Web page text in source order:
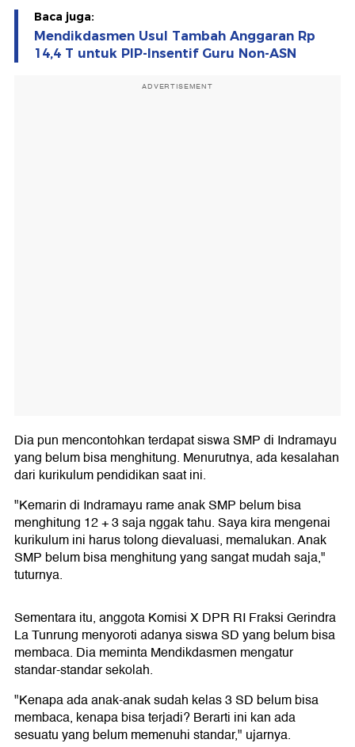
Baca juga:
Mendikdasmen Usul Tambah Anggaran Rp
14,4 T untuk PIP-Insentif Guru Non-ASN
ADVERTISEMENT
Dia pun mencontohkan terdapat siswa SMP di Indramayu
yang belum bisa menghitung. Menurutnya, ada kesalahan
dari kurikulum pendidikan saat ini.
"Kemarin di Indramayu rame anak SMP belum bisa
menghitung 12 + 3 saja nggak tahu. Saya kira mengenai
kurikulum ini harus tolong dievaluasi, memalukan. Anak
SMP belum bisa menghitung yang sangat mudah saja,"
tuturnya.
Sementara itu, anggota Komisi X DPR RI Fraksi Gerindra
La Tunrung menyoroti adanya siswa SD yang belum bisa
membaca. Dia meminta Mendikdasmen mengatur
standar-standar sekolah.
"Kenapa ada anak-anak sudah kelas 3 SD belum bisa
membaca, kenapa bisa terjadi? Berarti ini kan ada
sesuatu yang belum memenuhi standar," ujarnya.